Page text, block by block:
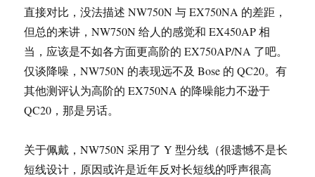
直接对比，没法描述 NW750N 与 EX750NA 的差距，
但总的来讲，NW750N 给人的感觉和 EX450AP 相
当，应该是不如各方面更高阶的 EX750AP/NA 了吧。
仅谈降噪，NW750N 的表现远不及 Bose 的 QC20。有
其他测评认为高阶的 EX750NA 的降噪能力不逊于
QC20，那是另话。
关于佩戴，NW750N 采用了 Y 型分线（很遗憾不是长
短线设计，原因或许是近年反对长短线的呼声很高